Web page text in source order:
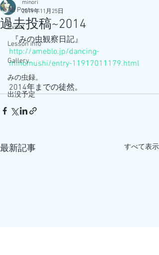
All Posts
Event
Lesson info
Gallery
みの虫録。
出没予定
過去投稿~2014
minori
2019年11月25日
『みの虫観察日記』
http://ameblo.jp/dancing-
minomushi/entry-11917011179.html
2014年までの徒然。
最新記事 すべて表示